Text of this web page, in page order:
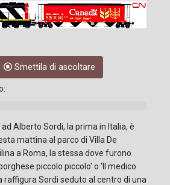
Smettila di ascoltare
Alberto Sordi, la prima in Italia, è
mattina al parco di Villa De
a Roma, la stessa dove furono
piccolo piccolo' o 'Il medico
raffigura Sordi seduto al centro di una